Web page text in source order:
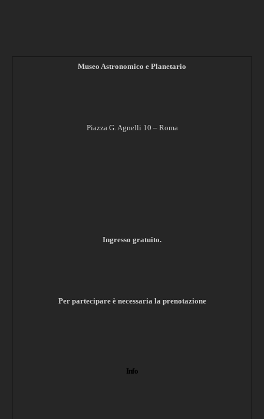
Museo Astronomico e Planetario
Piazza G. Agnelli 10 – Roma
Ingresso gratuito.
Per partecipare è necessaria la prenotazione
Info